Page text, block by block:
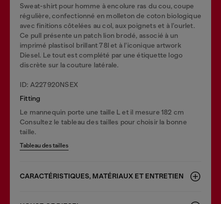
Sweat-shirt pour homme à encolure ras du cou, coupe
régulière, confectionné en molleton de coton biologique
avec finitions côtelées au col, aux poignets et à l’ourlet.
Ce pull présente un patch lion brodé, associé à un
imprimé plastisol brillant 78l et à l’iconique artwork
Diesel. Le tout est complété par une étiquette logo
discrète sur la couture latérale.
ID: A227920NSEX
Fitting
Le mannequin porte une taille L et il mesure 182 cm
Consultez le tableau des tailles pour choisir la bonne
taille.
Tableau des tailles
CARACTÉRISTIQUES, MATÉRIAUX ET ENTRETIEN